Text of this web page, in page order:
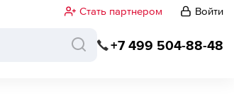
Стать партнером Войти
+7 499 504-88-48